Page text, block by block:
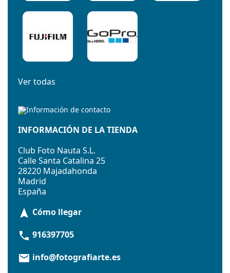
Ver todas
INFORMACIÓN DE LA TIENDA
Club Foto Nauta S.L.
Calle Santa Catalina 25
28220 Majadahonda
Madrid
España
navigation Cómo llegar
phone 916397705
email info@fotografiarte.es